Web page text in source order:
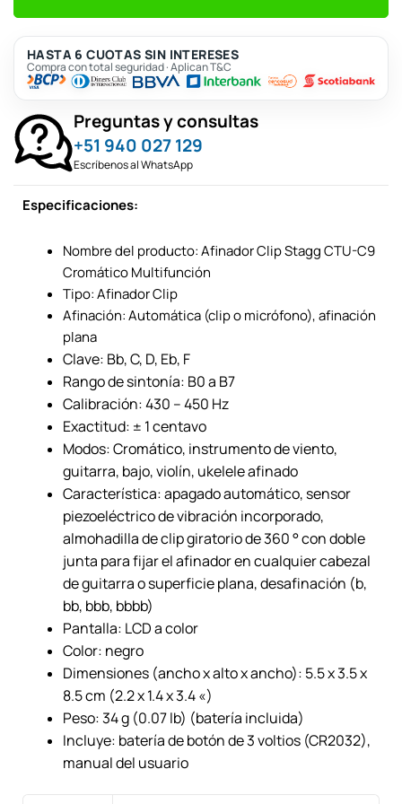
HASTA 6 CUOTAS SIN INTERESES
Compra con total seguridad · Aplican T&C
Preguntas y consultas
+51 940 027 129
Escríbenos al WhatsApp
Especificaciones:
Nombre del producto: Afinador Clip Stagg CTU-C9
Cromático Multifunción
Tipo: Afinador Clip
Afinación: Automática (clip o micrófono), afinación
plana
Clave: Bb, C, D, Eb, F
Rango de sintonía: B0 a B7
Calibración: 430 – 450 Hz
Exactitud: ± 1 centavo
Modos: Cromático, instrumento de viento,
guitarra, bajo, violín, ukelele afinado
Característica: apagado automático, sensor
piezoeléctrico de vibración incorporado,
almohadilla de clip giratorio de 360 ​​° con doble
junta para fijar el afinador en cualquier cabezal
de guitarra o superficie plana, desafinación (b,
bb, bbb, bbbb)
Pantalla: LCD a color
Color: negro
Dimensiones (ancho x alto x ancho): 5.5 x 3.5 x
8.5 cm (2.2 x 1.4 x 3.4 «)
Peso: 34 g (0.07 lb) (batería incluida)
Incluye: batería de botón de 3 voltios (CR2032),
manual del usuario